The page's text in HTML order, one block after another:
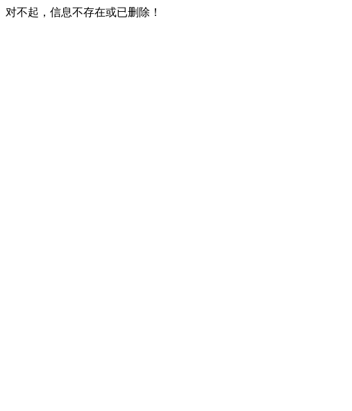
对不起，信息不存在或已删除！